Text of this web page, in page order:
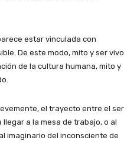
estar vinculada con
De este modo, mito y ser vivo
de la cultura humana, mito y
el trayecto entre el ser
llegar a la mesa de trabajo, o al
imaginario del inconsciente de